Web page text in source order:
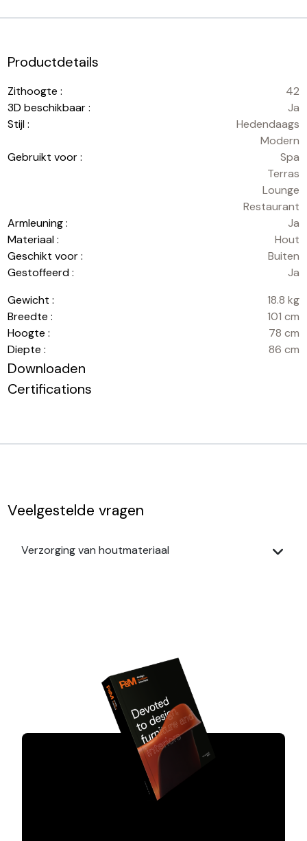
Productdetails
Zithoogte :
42
3D beschikbaar :
Ja
Stijl :
Hedendaags
Modern
Gebruikt voor :
Spa
Terras
Lounge
Restaurant
Armleuning :
Ja
Materiaal :
Hout
Geschikt voor :
Buiten
Gestoffeerd :
Ja
Gewicht :
18.8 kg
Breedte :
101 cm
Hoogte :
78 cm
Diepte :
86 cm
Downloaden
Certifications
Veelgestelde vragen
Verzorging van houtmateriaal